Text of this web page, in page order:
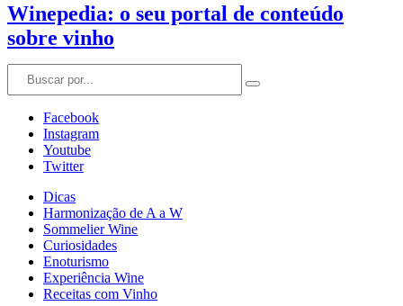
Winepedia: o seu portal de conteúdo
sobre vinho
Facebook
Instagram
Youtube
Twitter
Dicas
Harmonização de A a W
Sommelier Wine
Curiosidades
Enoturismo
Experiência Wine
Receitas com Vinho